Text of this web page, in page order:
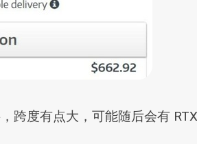
度有点大，可能随后会有 RTX